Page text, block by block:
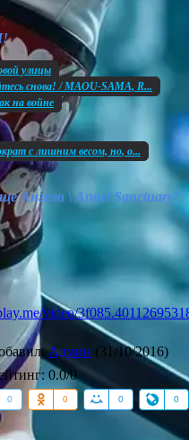
улицы
снова! / MAOU-SAMA, R...
на войне
с лишним весом, но, о...
Ангела \ Angel Sanctuary"
video/
: Админ (31/10/2016)
: 0.0/0
0 0 0 0